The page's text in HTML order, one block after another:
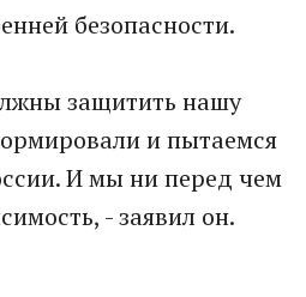
безопасности.
защитить нашу
и пытаемся
И мы ни перед чем
- заявил он.